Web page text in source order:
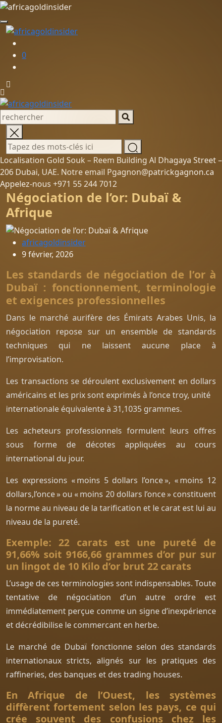
0
Localisation Gold Souk – Reem Building Al Dhagaya Street –
206 Dubai, UAE. Notre email Pgagnon@patrickgagnon.ca
Appelez-nous +971 55 244 7012
Négociation de l’or: Dubaï &
Afrique
africagoldinsider
9 février, 2026
Les standards de négociation de l’or à
Dubaï : fonctionnement, terminologie
et exigences professionnelles
Dans le marché aurifère des Émirats Arabes Unis, la
négociation repose sur un ensemble de standards
techniques qui ne laissent aucune place à
l’improvisation.
Les transactions se déroulent exclusivement en dollars
américains et les prix sont exprimés à l’once troy, unité
internationale équivalente à 31,1035 grammes.
Les acheteurs professionnels formulent leurs offres
sous forme de décotes appliquées au cours
international du jour.
Les expressions « moins 5 dollars l’once », « moins 12
dollars,l’once » ou « moins 20 dollars l’once » constituent
la norme au niveau de la tarification et le carat est lui au
niveau de la pureté.
Exemple: 22 carats est une pureté de
91,66% soit 9166,66 grammes d’or pur sur
un lingot de 10 Kilo d’or brut 22 carats
L’usage de ces terminologies sont indispensables. Toute
tentative de négociation d’un autre ordre est
immédiatement perçue comme un signe d’inexpérience
et décrédibilise le commercant en herbe.
Le marché de Dubaï fonctionne selon des standards
internationaux stricts, alignés sur les pratiques des
raffineries, des banques et des trading houses.
En Afrique de l’Ouest, les systèmes
diffèrent fortement selon les pays, ce qui
crée souvent des confusions chez les